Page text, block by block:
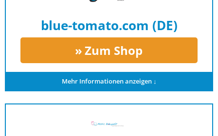
blue-tomato.com (DE)
Zum Shop
Mehr Informationen anzeigen ↓